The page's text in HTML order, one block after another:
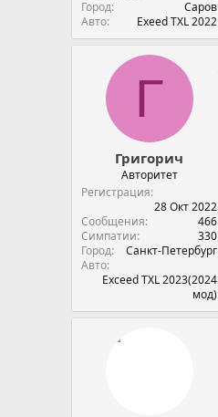
Город
Саров
Авто
Exeed TXL 2022
Г
Григорич
Авторитет
Регистрация
28 Окт 2022
Сообщения
466
Симпатии
330
Город
Санкт-Петербург
Авто
Exceed TXL 2023(2024
мод)